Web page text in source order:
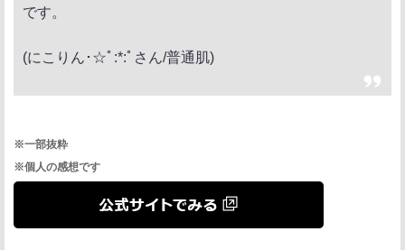
です。
(にこりん･☆ﾟ:*:ﾟさん/普通肌)
※一部抜粋
※個人の感想です